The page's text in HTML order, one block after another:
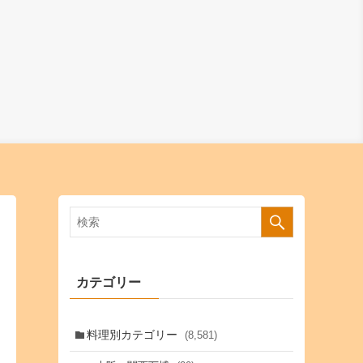
カテゴリー
料理別カテゴリー (8,581)